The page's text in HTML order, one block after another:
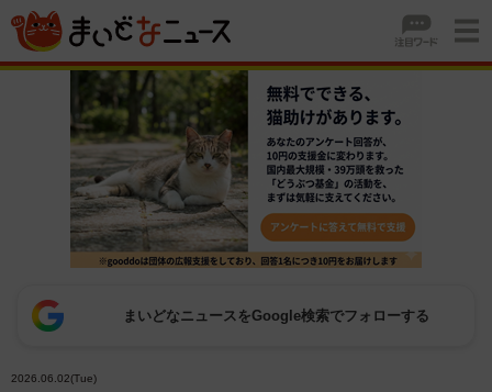
まいどなニュースをGoogle検索でフォローする
2026.06.02(Tue)